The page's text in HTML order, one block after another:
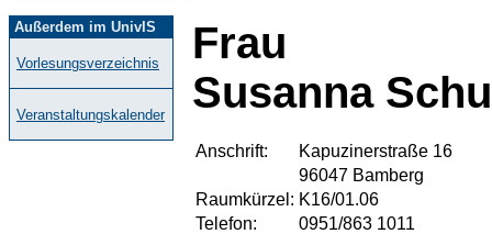
Außerdem im UnivIS
Vorlesungsverzeichnis
Veranstaltungskalender
Frau
Susanna
Anschrift:
Kapuzinerstraße 16
96047 Bamberg
Raumkürzel: K16/01.06
Telefon:
0951/863 1011